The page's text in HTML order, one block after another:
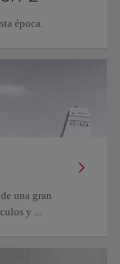
época.
una gran
y ...